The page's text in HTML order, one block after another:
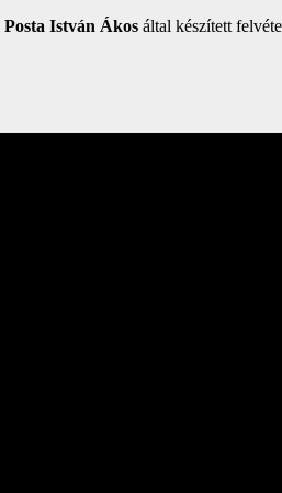
Posta István Ákos által készített